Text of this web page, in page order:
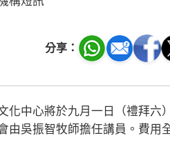
分享：
中心將於九月一日（禮拜六
由吳振智牧師擔任講員。費用